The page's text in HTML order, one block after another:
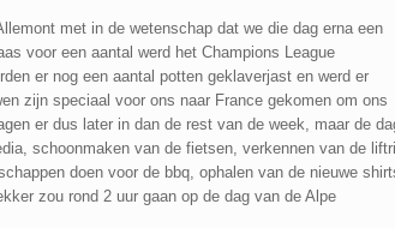
met in de wetenschap dat we die dag erna een
voor een aantal werd het Champions League
er nog een aantal potten geklaverjast en werd er
zijn speciaal voor ons naar France gekomen om ons
er dus later in dan de rest van de week, maar de
schoonmaken van de fietsen, verkennen van de
doen voor de bbq, ophalen van de nieuwe
zou rond 2 uur gaan op de dag van de Alpe